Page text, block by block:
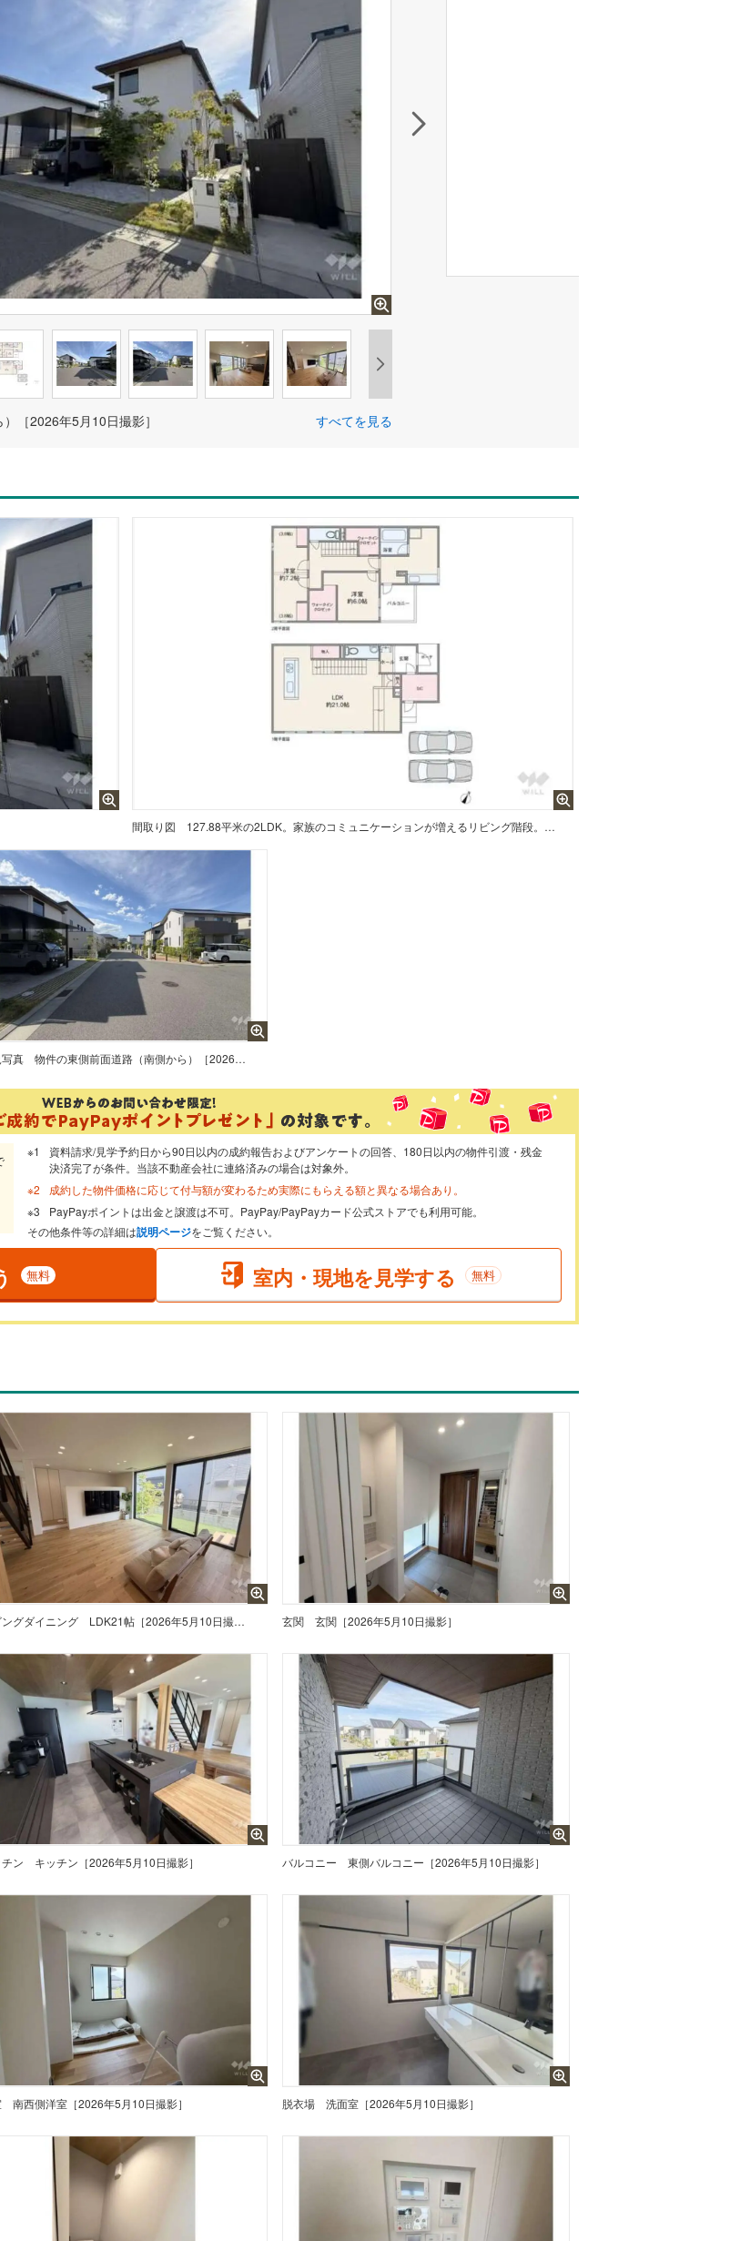
［2026年5月10日撮影］ すべてを見る
間取り図 127.88平米の2LDK。家族のコミュニケーションが増えるリビング階段。2か所のウォークインクロゼットと、広いシューズクロークなど収納スペースが充実。玄関を入ったところに洗面台が設置されています。
真 物件の東側前面道路（南側から）［2026年5月10日撮影］
資料請求/見学予約日から90日以内の成約報告およびアンケートの回答、180日以内の物件引渡・残金
決済完了が条件。当該不動産会社に連絡済みの場合は対象外。
成約した物件価格に応じて付与額が変わるため実際にもらえる額と異なる場合あり。
PayPayポイントは出金と譲渡は不可。PayPay/PayPayカード公式ストアでも利用可能。
その他条件等の詳細は説明ページをご覧ください。
無料 室内・現地を見学する 無料
ングダイニング LDK21帖［2026年5月10日撮影］ 玄関 玄関［2026年5月10日撮影］
ン キッチン［2026年5月10日撮影］ バルコニー 東側バルコニー［2026年5月10日撮影］
南西側洋室［2026年5月10日撮影］ 脱衣場 洗面室［2026年5月10日撮影］